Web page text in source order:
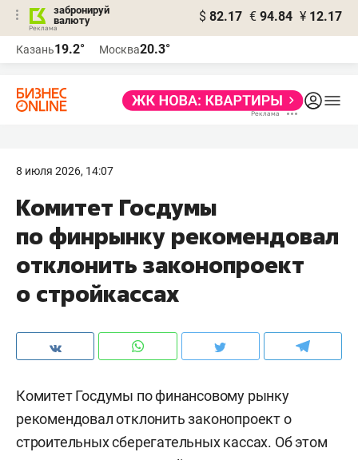
забронируй
валюту
$ 82.17 € 94.84 ¥ 12.17
Казань19.2° Москва20.3°
8 июля 2026, 14:07
Комитет Госдумы
по финрынку рекомендовал
отклонить законопроект
о стройкассах
Комитет Госдумы по финансовому рынку
рекомендовал отклонить законопроект о
строительных сберегательных кассах. Об этом